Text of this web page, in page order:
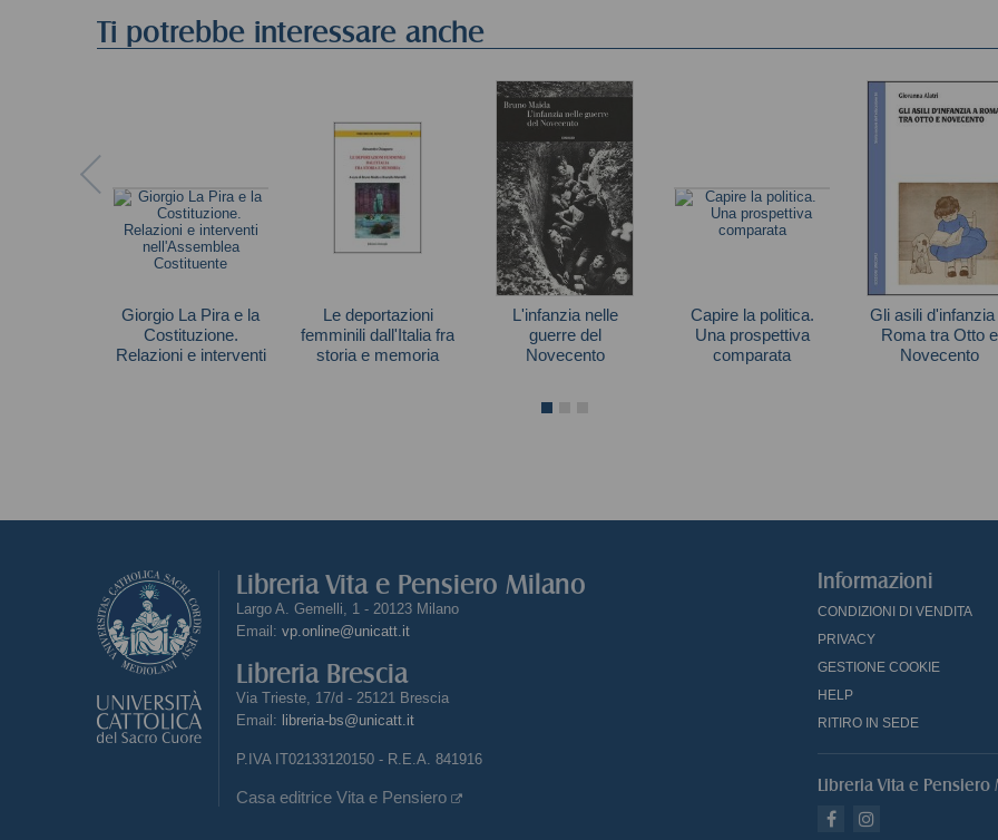
Ti potrebbe interessare anche
Giorgio La Pira e la
Costituzione.
Relazioni e interventi
Le deportazioni
femminili dall'Italia fra
storia e memoria
L'infanzia nelle
guerre del
Novecento
Capire la politica.
Una prospettiva
comparata
Gli asili d'infanzia
Roma tra Otto e
Novecento
Libreria Vita e Pensiero Milano
Largo A. Gemelli, 1 - 20123 Milano
Email: vp.online@unicatt.it
Libreria Brescia
Via Trieste, 17/d - 25121 Brescia
Email: libreria-bs@unicatt.it
P.IVA IT02133120150 - R.E.A. 841916
Casa editrice Vita e Pensiero
Informazioni
CONDIZIONI DI VENDITA
PRIVACY
GESTIONE COOKIE
HELP
RITIRO IN SEDE
Libreria Vita e Pensiero